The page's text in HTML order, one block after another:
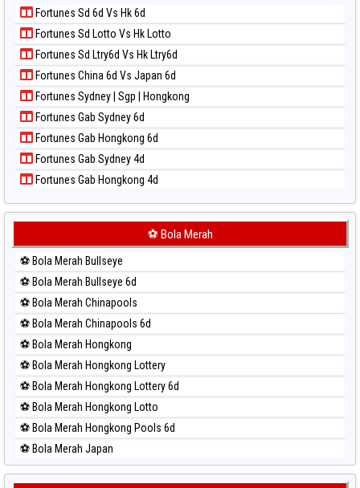
Paito Harian Magnum Cambodia
Paito Harian Nagoya
Paito Harian New York Midday
Paito Harian North Carolina Day
Paito Harian Pcso
Paito Harian Pennsylvania Day
Paito Harian Sao Paulo
Paito Harian Singapore
Paito Harian Sydney
Paito Harian Sydney Lottery
Paito Harian Sydney Lottery 6d
Paito Harian Sydney Lotto
Paito Harian Sydney Pools 6d
Paito Harian Taipei
Paito Harian Taiwan
Fortunes Sd 6d Vs Hk 6d
Fortunes Sd Lotto Vs Hk Lotto
Fortunes Sd Ltry6d Vs Hk Ltry6d
Fortunes China 6d Vs Japan 6d
Fortunes Sydney | Sgp | Hongkong
Fortunes Gab Sydney 6d
Fortunes Gab Hongkong 6d
Fortunes Gab Sydney 4d
Fortunes Gab Hongkong 4d
⚽ Bola Merah
⚽ Bola Merah Bullseye
⚽ Bola Merah Bullseye 6d
⚽ Bola Merah Chinapools
⚽ Bola Merah Chinapools 6d
⚽ Bola Merah Hongkong
⚽ Bola Merah Hongkong Lottery
⚽ Bola Merah Hongkong Lottery 6d
⚽ Bola Merah Hongkong Lotto
⚽ Bola Merah Hongkong Pools 6d
⚽ Bola Merah Japan
⚽ Bola Merah Japan 6d